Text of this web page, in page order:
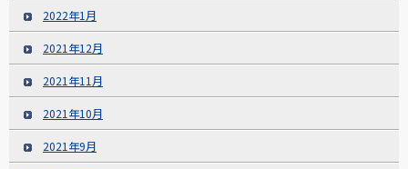
2022年1月
2021年12月
2021年11月
2021年10月
2021年9月